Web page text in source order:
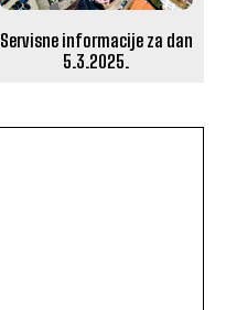
Servisne informacije za dan
5.3.2025.